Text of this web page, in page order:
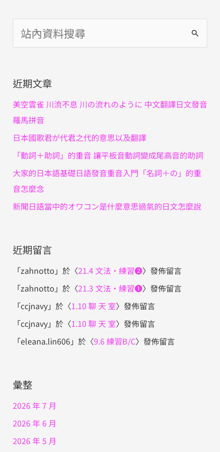
尋
鍵
字
:
近期文章
美空雲雀 川流不息 川の流れのように 中文翻譯日文發音
羅馬拼音
日本國歌君が代君之代的意思以及翻譯
「動詞＋助詞」的重音 讓平板音動詞變成尾高音的助詞
大家的日本語基礎日語發音重音入門「名詞＋の」的重
音怎麼念
新聞日語當中的オワコン是什麼意思過氣的日文怎麼說
近期留言
「zahnotto 」於〈21.4 文法・練習❷〉發佈留言
「zahnotto 」於〈21.3 文法・練習❶〉發佈留言
「ccjnavy」於〈1.10 聊 天 室〉發佈留言
「ccjnavy」於〈1.10 聊 天 室〉發佈留言
「eleana.lin606」於〈9.6 練習B/C〉發佈留言
彙整
2026 年 7 月
2026 年 6 月
2026 年 5 月